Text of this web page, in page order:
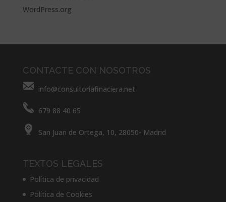
WordPress.org
CONTACTE CON NOSOTROS
info@consultoriafinaciera.net
679 88 40 65
San Juan de Ortega, 10, 28050- Madrid
TEXTOS LEGALES
Política de privacidad
Política de Cookies